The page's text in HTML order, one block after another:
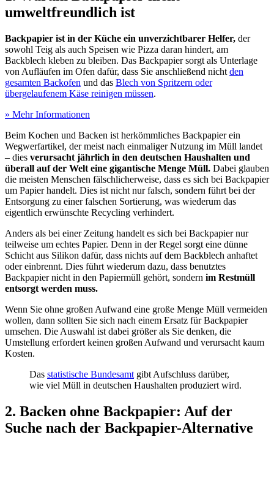
umweltfreundlich ist
Backpapier ist in der Küche ein unverzichtbarer Helfer, der
sowohl Teig als auch Speisen wie Pizza daran hindert, am
Backblech kleben zu bleiben. Das Backpapier sorgt als Unterlage
von Aufläufen im Ofen dafür, dass Sie anschließend nicht den
gesamten Backofen und das Blech von Spritzern oder
übergelaufenem Käse reinigen müssen.
» Mehr Informationen
Beim Kochen und Backen ist herkömmliches Backpapier ein
Wegwerfartikel, der meist nach einmaliger Nutzung im Müll landet
– dies verursacht jährlich in den deutschen Haushalten und
überall auf der Welt eine gigantische Menge Müll. Dabei glauben
die meisten Menschen fälschlicherweise, dass es sich bei Backpapier
um Papier handelt. Dies ist nicht nur falsch, sondern führt bei der
Entsorgung zu einer falschen Sortierung, was wiederum das
eigentlich erwünschte Recycling verhindert.
Anders als bei einer Zeitung handelt es sich bei Backpapier nur
teilweise um echtes Papier. Denn in der Regel sorgt eine dünne
Schicht aus Silikon dafür, dass nichts auf dem Backblech anhaftet
oder einbrennt. Dies führt wiederum dazu, dass benutztes
Backpapier nicht in den Papiermüll gehört, sondern im Restmüll
entsorgt werden muss.
Wenn Sie ohne großen Aufwand eine große Menge Müll vermeiden
wollen, dann sollten Sie sich nach einem Ersatz für Backpapier
umsehen. Die Auswahl ist dabei größer als Sie denken, die
Umstellung erfordert keinen großen Aufwand und verursacht kaum
Kosten.
Das statistische Bundesamt gibt Aufschluss darüber,
wie viel Müll in deutschen Haushalten produziert wird.
2. Backen ohne Backpapier: Auf der
Suche nach der Backpapier-Alternative